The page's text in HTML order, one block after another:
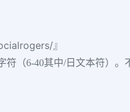
』
符（6-40其中/日文本符）